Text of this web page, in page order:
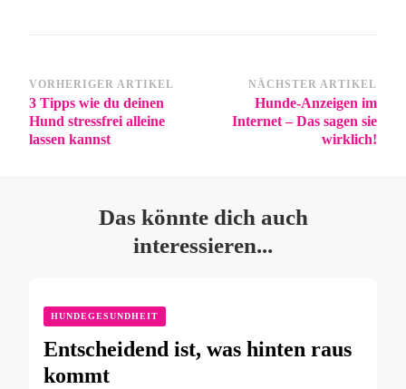
VORHERIGER ARTIKEL
3 Tipps wie du deinen
Hund stressfrei alleine
lassen kannst
NÄCHSTER ARTIKEL
Hunde-Anzeigen im
Internet – Das sagen sie
wirklich!
Das könnte dich auch
interessieren...
HUNDEGESUNDHEIT
Entscheidend ist, was hinten raus
kommt